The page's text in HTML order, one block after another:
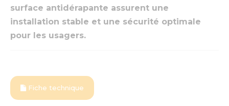
surface antidérapante assurent une
installation stable et une sécurité optimale
pour les usagers.
Fiche technique